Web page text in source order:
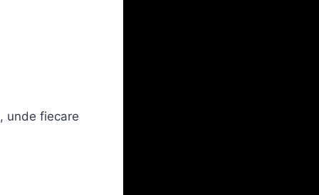
, unde fiecare